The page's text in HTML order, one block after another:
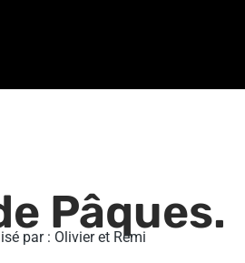
Pâques.
par : Olivier et Rémi